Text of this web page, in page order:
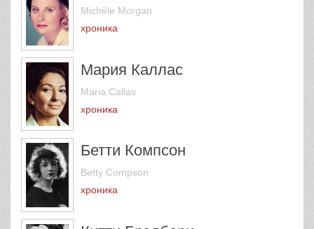
Michèle Morgan
хроника
Мария Каллас
Maria Callas
хроника
Бетти Компсон
Betty Compson
хроника